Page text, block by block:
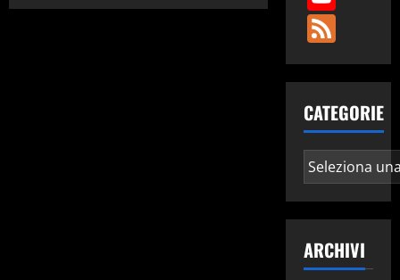
Feed
CATEGORIE
Categorie
ARCHIVI